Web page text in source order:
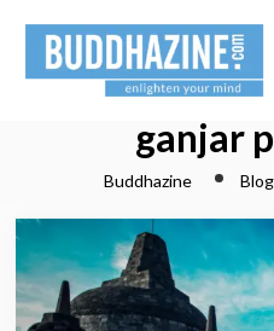
ganjar
Buddhazine Blog